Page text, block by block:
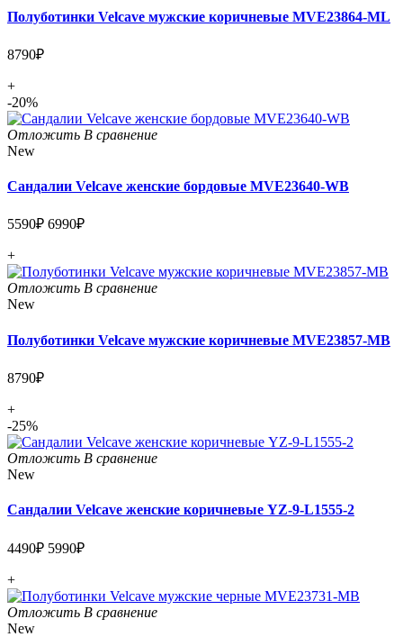
Полуботинки Velcave мужские коричневые MVE23864-ML
8790₽
+
-20%
Отложить В сравнение
New
Сандалии Velcave женские бордовые MVE23640-WB
5590₽ 6990₽
+
Отложить В сравнение
New
Полуботинки Velcave мужские коричневые MVE23857-MB
8790₽
+
-25%
Отложить В сравнение
New
Сандалии Velcave женские коричневые YZ-9-L1555-2
4490₽ 5990₽
+
Отложить В сравнение
New